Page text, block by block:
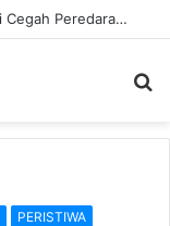
Pemkab Tuban Ajak Warga Lebih Peduli Cegah Peredaran Rokok Ilegal
PERISTIWA